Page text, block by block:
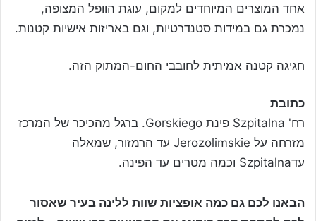
אחד המוצרים המיוחדים למקום, עוגת הוופל המצופה,
נמכרת גם במידות סטנדרטיות, וגם באריזות אישיות קטנות.
חגיגה קטנה אמיתית לחובבי החום-המתוק הזה.
כתובת
רח' Szpitalna פינת Gorskiego. ברגל מהכיכר של המרכז
מזרחה על Jerozolimskie עד הרמזור, שמאלה
עדSzpitalna וכמה מטרים עד הפינה.
הבאנו לכם גם כמה אופציות שוות ללינה בעיר שאסור